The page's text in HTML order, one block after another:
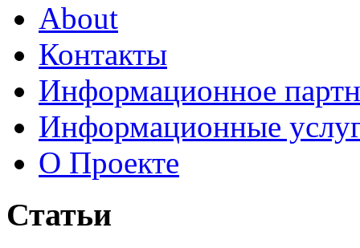
About
Контакты
Информационное
Информационные
О Проекте
Статьи